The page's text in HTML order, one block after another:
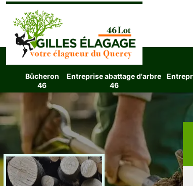
Bûcheron
46
Entreprise abattage d'arbre
46